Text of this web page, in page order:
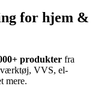
for hjem &
produkter fra
værktøj, VVS, el-
mere.